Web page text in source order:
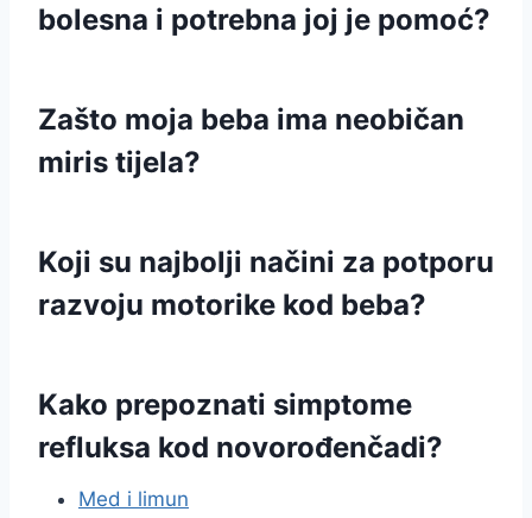
bolesna i potrebna joj je pomoć?
Zašto moja beba ima neobičan
miris tijela?
Koji su najbolji načini za potporu
razvoju motorike kod beba?
Kako prepoznati simptome
refluksa kod novorođenčadi?
Med i limun